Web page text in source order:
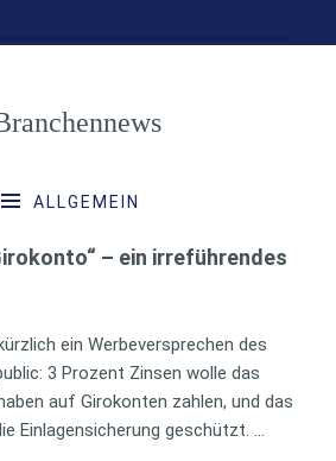
ALLGEMEIN
– ein irreführendes
ein Werbeversprechen des
3 Prozent Zinsen wolle das
auf Girokonten zahlen, und das
Einlagensicherung geschützt. …